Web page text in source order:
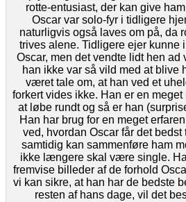
rotte-entusiast, der kan give
Oscar var solo-fyr i tidligere
naturligvis også laves om på, da
trives alene. Tidligere ejer kunne
Oscar, men det vendte lidt hen ad
han ikke var så vild med at blive
været tale om, at han ved et
forkert vides ikke. Han er en
at løbe rundt og så er han
Han har brug for en meget
ved, hvordan Oscar får det
samtidig kan sammenføre ham
ikke længere skal være single.
fremvise billeder af de forhold
vi kan sikre, at han har de bedste
resten af hans dage, vil det